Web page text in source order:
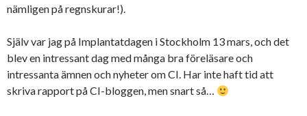
nämligen på regnskurar!).
Själv var jag på Implantatdagen i Stockholm 13 mars, och det
blev en intressant dag med många bra föreläsare och
intressanta ämnen och nyheter om CI. Har inte haft tid att
skriva rapport på CI-bloggen, men snart så…